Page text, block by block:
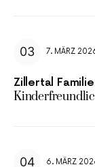
7. MÄRZ
Zillertal
6. MÄRZ